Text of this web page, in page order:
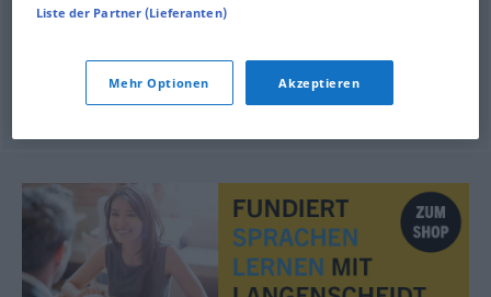
aufscheuchen,aufschrecken,erschüttern
Liste der Partner (Lieferanten)
Mehr Optionen Akzeptieren